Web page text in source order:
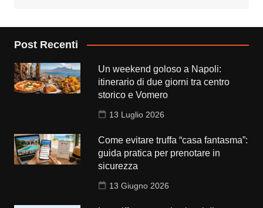
Post Recenti
Un weekend goloso a Napoli:
itinerario di due giorni tra centro
storico e Vomero
13 Luglio 2026
Come evitare truffa “casa fantasma”:
guida pratica per prenotare in
sicurezza
13 Giugno 2026